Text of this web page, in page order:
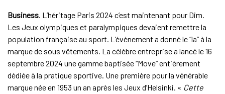
Business. L’héritage Paris 2024 c’est maintenant pour Dim.
Les Jeux olympiques et paralympiques devaient remettre la
population française au sport. L’événement a donné le “la” à la
marque de sous vêtements. La célèbre entreprise a lancé le 16
septembre 2024 une gamme baptisée “Move” entièrement
dédiée à la pratique sportive. Une première pour la vénérable
marque née en 1953 un an après les Jeux d’Helsinki. « Cette